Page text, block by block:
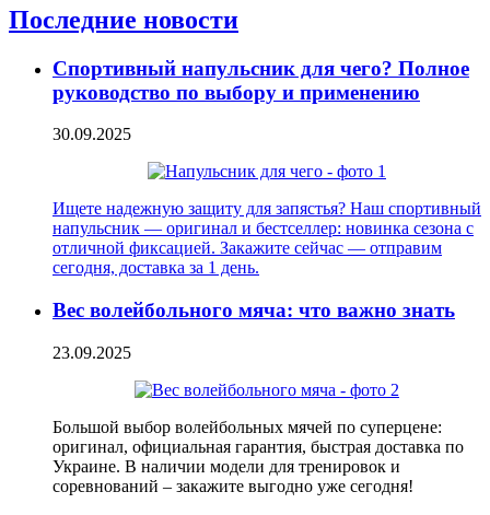
Последние новости
Спортивный напульсник для чего? Полное
руководство по выбору и применению
30.09.2025
Ищете надежную защиту для запястья? Наш спортивный
напульсник — оригинал и бестселлер: новинка сезона с
отличной фиксацией. Закажите сейчас — отправим
сегодня, доставка за 1 день.
Вес волейбольного мяча: что важно знать
23.09.2025
Большой выбор волейбольных мячей по суперцене:
оригинал, официальная гарантия, быстрая доставка по
Украине. В наличии модели для тренировок и
соревнований – закажите выгодно уже сегодня!